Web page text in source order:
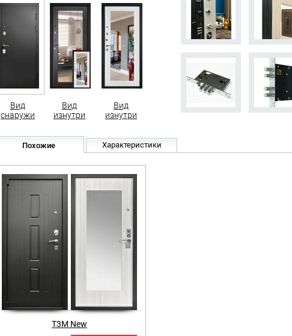
Вид
снаружи
Вид
изнутри
Вид
изнутри
Похожие Характеристики
Т3М New